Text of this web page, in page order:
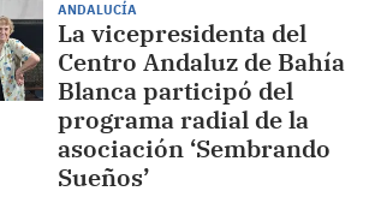
ANDALUCÍA
La vicepresidenta del
Centro Andaluz de Bahía
Blanca participó del
programa radial de la
asociación ‘Sembrando
Sueños’